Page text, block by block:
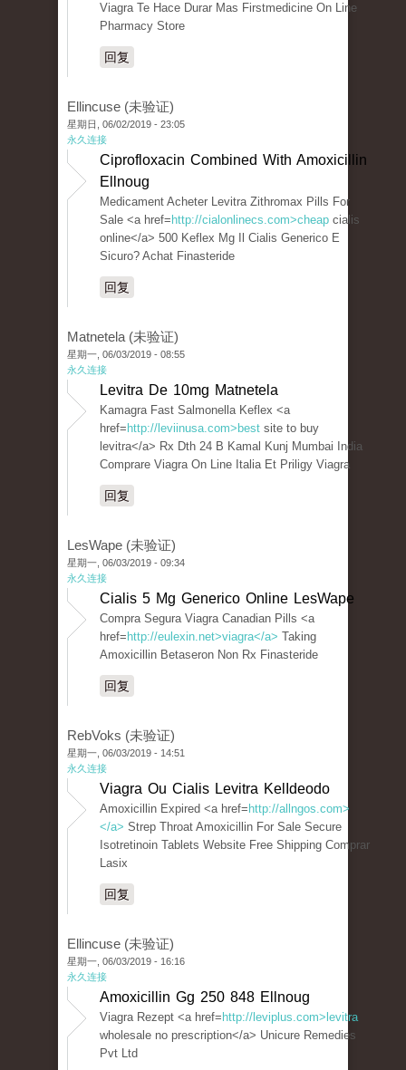
Viagra Te Hace Durar Mas Firstmedicine On Line
Pharmacy Store
回复
Ellincuse (未验证)
星期日, 06/02/2019 - 23:05
永久连接
Ciprofloxacin Combined With Amoxicillin
Ellnoug
Medicament Acheter Levitra Zithromax Pills For
Sale <a href= http://cialonlinecs.com>cheap cialis
online</a> 500 Keflex Mg Il Cialis Generico E
Sicuro? Achat Finasteride
回复
Matnetela (未验证)
星期一, 06/03/2019 - 08:55
永久连接
Levitra De 10mg Matnetela
Kamagra Fast Salmonella Keflex <a
href= http://leviinusa.com>best site to buy
levitra</a> Rx Dth 24 B Kamal Kunj Mumbai India
Comprare Viagra On Line Italia Et Priligy Viagra
回复
LesWape (未验证)
星期一, 06/03/2019 - 09:34
永久连接
Cialis 5 Mg Generico Online LesWape
Compra Segura Viagra Canadian Pills <a
href= http://eulexin.net>viagra</a> Taking
Amoxicillin Betaseron Non Rx Finasteride
回复
RebVoks (未验证)
星期一, 06/03/2019 - 14:51
永久连接
Viagra Ou Cialis Levitra KelIdeodo
Amoxicillin Expired <a href= http://allngos.com>
</a> Strep Throat Amoxicillin For Sale Secure
Isotretinoin Tablets Website Free Shipping Comprar
Lasix
回复
Ellincuse (未验证)
星期一, 06/03/2019 - 16:16
永久连接
Amoxicillin Gg 250 848 Ellnoug
Viagra Rezept <a href= http://leviplus.com>levitra
wholesale no prescription</a> Unicure Remedies
Pvt Ltd